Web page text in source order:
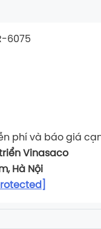
6075
phí và báo giá
Vinasaco
Hà Nội